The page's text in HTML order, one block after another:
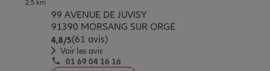
Assurance emprunteur
Prévoyance et dépendance
Assurance animal de compagnie
Protection de la famille
Protection juridique
Épargne & retraite
Plan épargne retraite
Vos projets
2.5 km
99 AVENUE DE JUVISY
91390 MORSANG SUR ORGE
4,8/5Note de 4.8 sur 5
(61 avis)
Voir les avis
01 69 04 16 16